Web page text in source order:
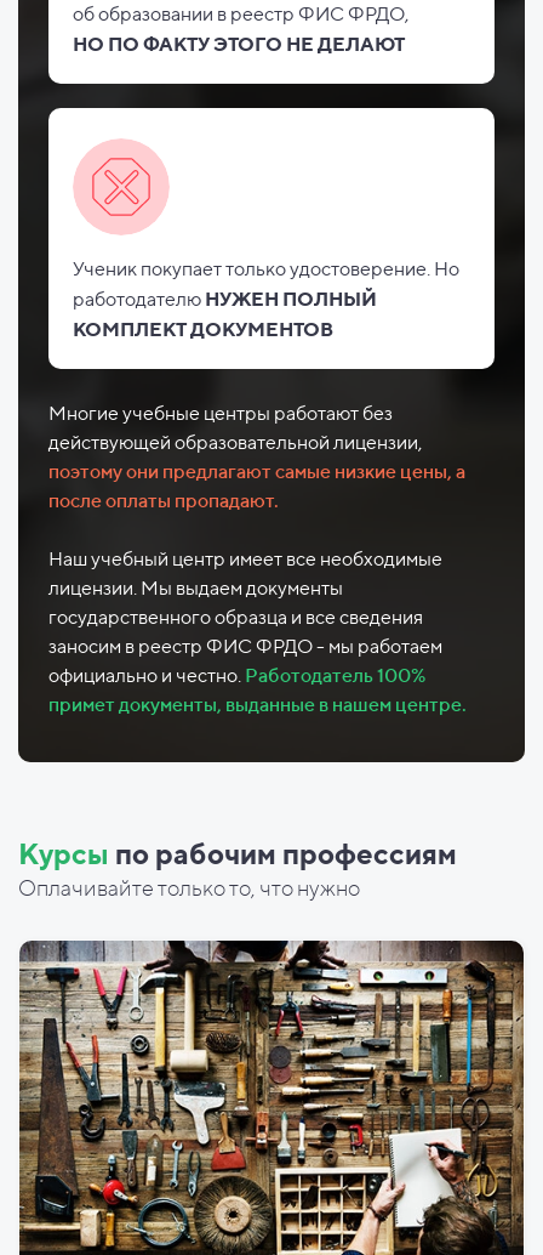
обобразовании в реестр ФИС ФРДО,
НО ПО ФАКТУ ЭТОГО НЕ ДЕЛАЮТ
Ученик покупает только удостоверение. Но
работодателю НУЖЕН ПОЛНЫЙ
КОМПЛЕКТ ДОКУМЕНТОВ
Многие учебные центры работают без
действующей образовательной лицензии,
поэтому они предлагают самые низкие цены, а
после оплаты пропадают.
Наш учебный центр имеет все необходимые
лицензии. Мы выдаем документы
государственного образца и все сведения
заносим в реестр ФИС ФРДО - мы работаем
официально и честно. Работодатель 100%
примет документы, выданные в нашем центре.
Курсы по рабочим профессиям
Оплачивайте только то, что нужно